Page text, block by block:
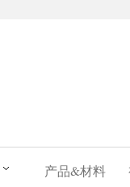
产品&材料